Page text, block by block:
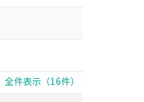
全件表示（16件）